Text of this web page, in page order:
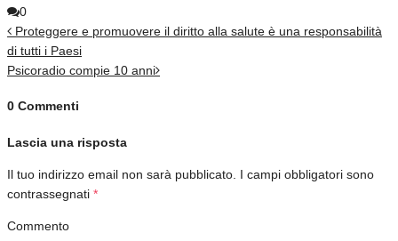
0
Proteggere e promuovere il diritto alla salute è una responsabilità
di tutti i Paesi
Psicoradio compie 10 anni
0 Commenti
Lascia una risposta
Il tuo indirizzo email non sarà pubblicato. I campi obbligatori sono
contrassegnati *
Commento